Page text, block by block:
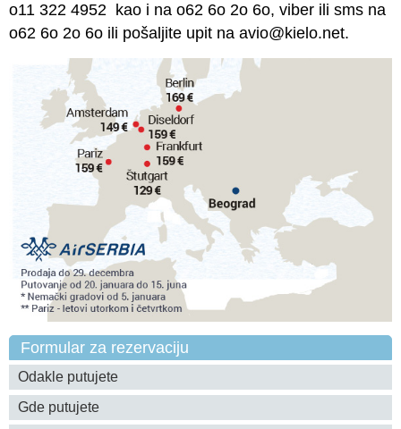
o11 322 4952 kao i na o62 6o 2o 6o, viber ili sms na
o62 6o 2o 6o ili pošaljite upit na avio@kielo.net.
Formular za rezervaciju